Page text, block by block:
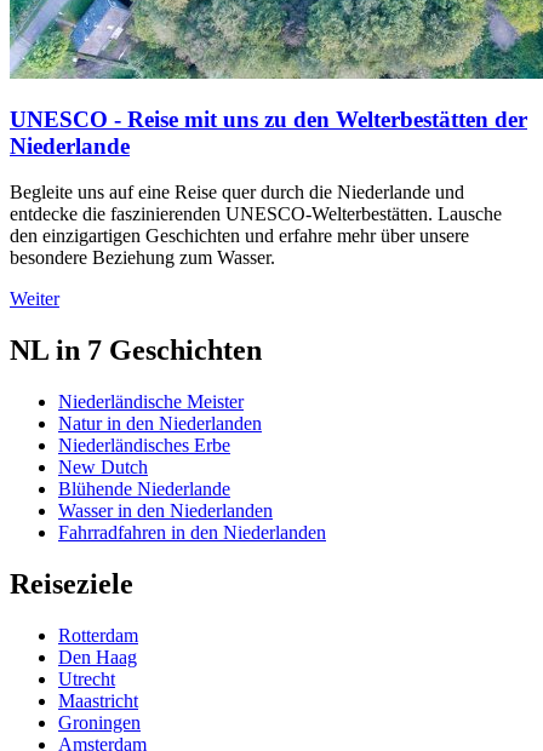
UNESCO - Reise mit uns zu den Welterbestätten der
Niederlande
Begleite uns auf eine Reise quer durch die Niederlande und
entdecke die faszinierenden UNESCO-Welterbestätten. Lausche
den einzigartigen Geschichten und erfahre mehr über unsere
besondere Beziehung zum Wasser.
Weiter
NL in 7 Geschichten
Niederländische Meister
Natur in den Niederlanden
Niederländisches Erbe
New Dutch
Blühende Niederlande
Wasser in den Niederlanden
Fahrradfahren in den Niederlanden
Reiseziele
Rotterdam
Den Haag
Utrecht
Maastricht
Groningen
Amsterdam